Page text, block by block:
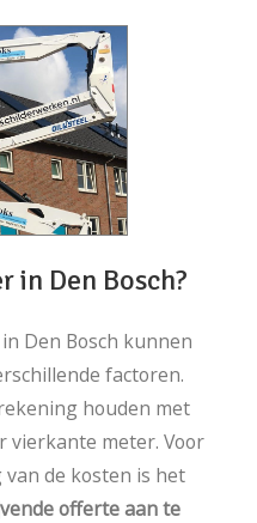
in Den Bosch?
Den Bosch kunnen
factoren.
houden met
vierkante meter. Voor
de kosten is het
offerte aan te